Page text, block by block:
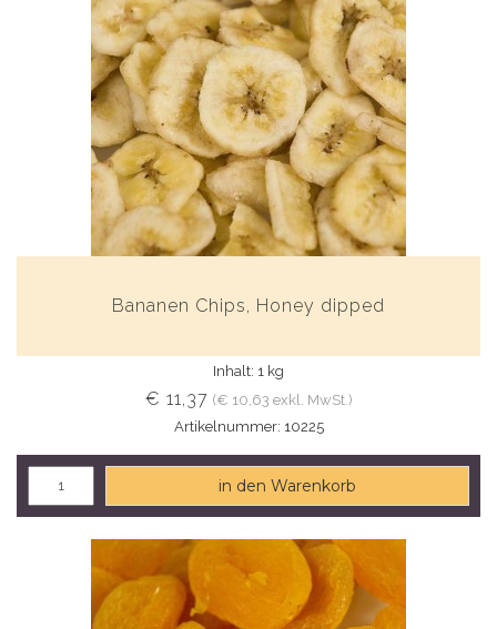
Bananen Chips, Honey dipped
Inhalt: 1 kg
€ 11,37 (€ 10,63 exkl. MwSt.)
Artikelnummer: 10225
in den Warenkorb